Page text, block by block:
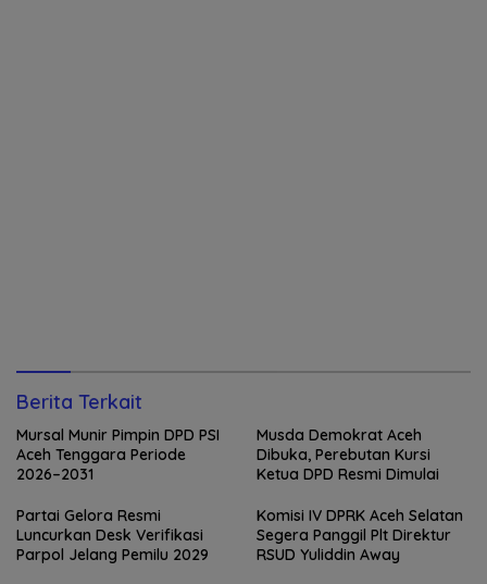
Berita Terkait
Mursal Munir Pimpin DPD PSI
Aceh Tenggara Periode
2026–2031
Musda Demokrat Aceh
Dibuka, Perebutan Kursi
Ketua DPD Resmi Dimulai
Partai Gelora Resmi
Luncurkan Desk Verifikasi
Parpol Jelang Pemilu 2029
Komisi IV DPRK Aceh Selatan
Segera Panggil Plt Direktur
RSUD Yuliddin Away